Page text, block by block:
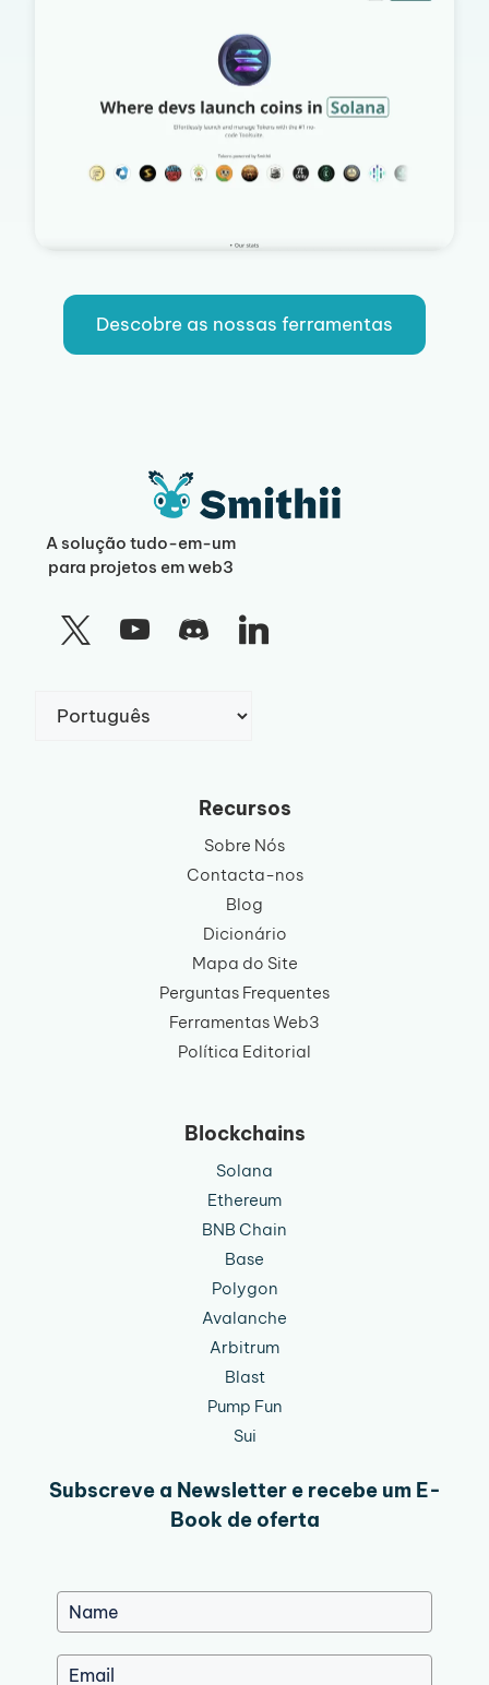
Descobre as nossas ferramentas
A solução tudo-em-um
para projetos em web3
Escolha
um
Recursos
Sobre Nós
Contacta-nos
Blog
Dicionário
Mapa do Site
Perguntas Frequentes
Ferramentas Web3
Política Editorial
Blockchains
Solana
Ethereum
BNB Chain
Base
Polygon
Avalanche
Arbitrum
Blast
Pump Fun
Sui
Subscreve a Newsletter e recebe um E-
Book de oferta